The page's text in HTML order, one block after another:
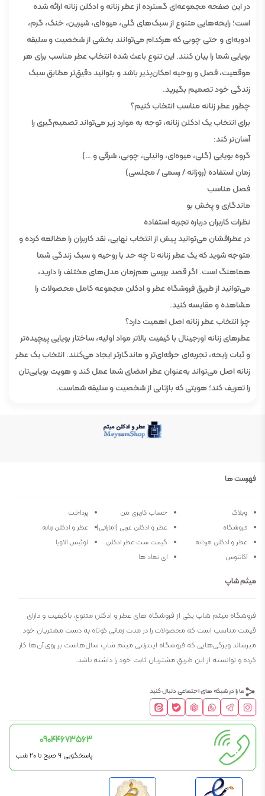
در این صفحه مجموعه‌ای گسترده از عطر زنانه و ادکلن زنانه ارائه شده
است؛ رایحه‌هایی متنوع از سبک‌های گلی، میوه‌ای، شیرین، خنک، گرم،
ادویه‌ای و حتی چوبی که هرکدام می‌توانند بخشی از شخصیت و سلیقه
بویایی شما را بیان کنند. این تنوع باعث شده انتخاب عطر مناسب برای هر
موقعیت، فصل و روحیه امکان‌پذیر باشد و بتوانید دقیق‌تر مطابق سبک
زندگی خود تصمیم بگیرید.
چطور عطر زنانه مناسب انتخاب کنیم؟
برای انتخاب یک ادکلن زنانه، توجه به موارد زیر می‌تواند تصمیم‌گیری را
آسان‌تر کند:
گروه بویایی (گلی، میوه‌ای، وانیلی، چوبی، شرقی و …)
زمان استفاده (روزانه / رسمی / مجلسی)
فصل مناسب
ماندگاری و پخش بو
نظرات کاربران درباره تجربه استفاده
در عطرافشان می‌توانید پیش از انتخاب نهایی، نقد کاربران را مطالعه کرده و
متوجه شوید که یک عطر زنانه تا چه حد با روحیه و سبک زندگی شما
هماهنگ است. اگر قصد بررسی هم‌زمان مدل‌های مختلف را دارید،
می‌توانید از طریق فروشگاه عطر و ادکلن مجموعه کامل محصولات را
مشاهده و مقایسه کنید.
چرا انتخاب عطر زنانه اصل اهمیت دارد؟
عطرهای زنانه اورجینال با کیفیت بالاتر مواد اولیه، ساختار بویایی پیچیده‌تر
و ثبات رایحه، تجربه‌ای حرفه‌ای‌تر و ماندگارتر ایجاد می‌کنند. انتخاب یک عطر
زنانه اصل می‌تواند به‌عنوان عطر امضای شما عمل کند و هویت بویایی‌تان
را تعریف کند؛ هویتی که بازتابی از شخصیت و سلیقه شماست.
فهرست ها
وبلاگ حساب کاربری من
پرداخت
فروشگاه
عطر و ادکلن عربی (اماراتی)
عطر و ادکلن زنانه
عطر و ادکلن مردانه
گیفت ست عطر ادکلن
لوئیس الاویا
آکانتوس
ای نماد ها
میثم شاپ
فروشگاه میثم شاپ یکی از فروشگاه های عطر و ادکلن متنوع، باکیفیت و دارای
قیمت مناسب است که محصولات را در مدت زمانی کوتاه به دست مشتریان خود
میرساند ویژگی‌هایی که فروشگاه اینترنتی میثم شاپ سال‌هاست بر روی آن‌ها کار
کرده و توانسته از این طریق مشتریان ثابت خود را داشته باشد.
ما را در شبکه های اجتماعی دنبال کنید
09044673563
پاسخگویی 9 صبح تا 20 شب